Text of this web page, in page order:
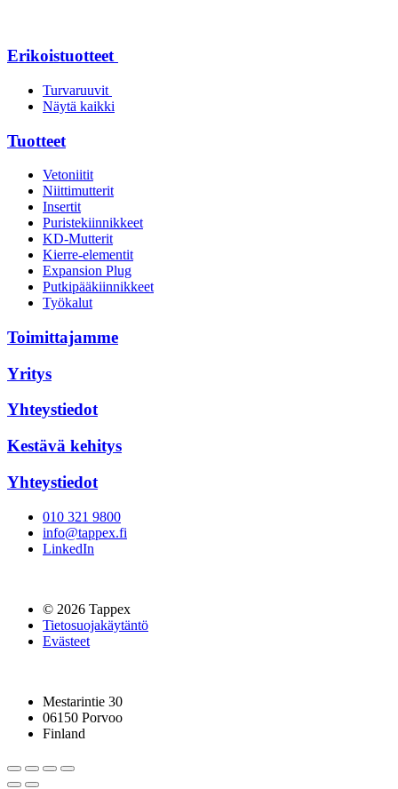
Erikoistuotteet
Turvaruuvit
Näytä kaikki
Tuotteet
Vetoniitit
Niittimutterit
Insertit
Puristekiinnikkeet
KD-Mutterit
Kierre-elementit
Expansion Plug
Putkipääkiinnikkeet
Työkalut
Toimittajamme
Yritys
Yhteystiedot
Kestävä kehitys
Yhteystiedot
010 321 9800
info@tappex.fi
LinkedIn
© 2026 Tappex
Tietosuojakäytäntö
Evästeet
Mestarintie 30
06150 Porvoo
Finland